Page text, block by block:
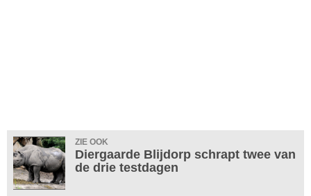
ZIE OOK
Diergaarde Blijdorp schrapt twee van
de drie testdagen